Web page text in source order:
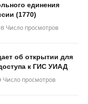
единения
(1770)
Число просмотров
об открытии для
к ГИС УИАД
Число просмотров